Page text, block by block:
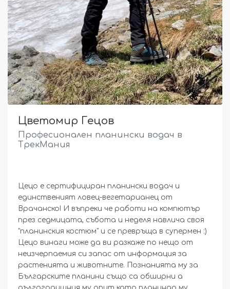
Цветомир Гецов
Професионален планински водач в
ТрекМания
Цецо е сертифициран планински водач и
единственият ловец-вегетарианец от
Врачанско! И въпреки че работи на компютър
през седмицата, събота и неделя навлича своя
"планинския костюм" и се превръща в супермен :)
Цецо винаги може да ви разкаже по нещо от
неизчерпаемия си запас от информация за
растенията и животните. Познанията му за
Българските планини също са обширни а